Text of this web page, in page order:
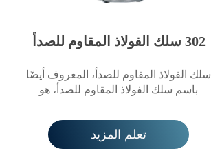
302 سلك الفولاذ المقاوم للصدأ
سلك الفولاذ المقاوم للصدأ، المعروف أيضًا
باسم سلك الفولاذ المقاوم للصدأ، هو
المواصفات والنماذج المختلفة المصنوعة من
الفولاذ المقاوم للصدأ كمادة خام. ينشأ من
الولايات المتحدة وهولندا واليابان، وعادة ما
تعلم المزيد